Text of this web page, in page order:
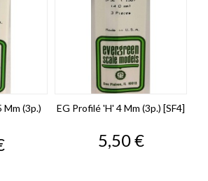
Mm (3p.)
EG Profilé 'H' 4 Mm (3p.) [SF4]
Prix
5,50 €